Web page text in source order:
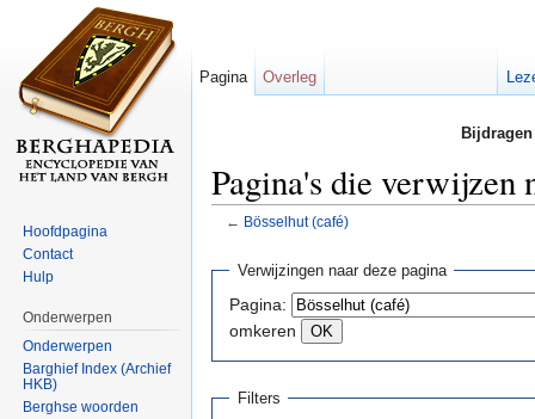
Pagina's die verwijzen
← Bösselhut (café)
Verwijzingen naar deze pagina
Pagina:
omkeren
Filters
Pagina Overleg
Hoofdpagina
Contact
Hulp
Onderwerpen
Onderwerpen
Barghief Index (Archief
HKB)
Berghse woorden